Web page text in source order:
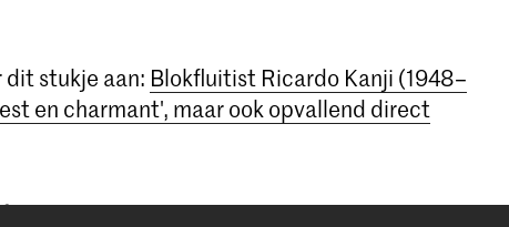
dit stukje aan: Blokfluitist Ricardo Kanji (1948–
en charmant', maar ook opvallend direct